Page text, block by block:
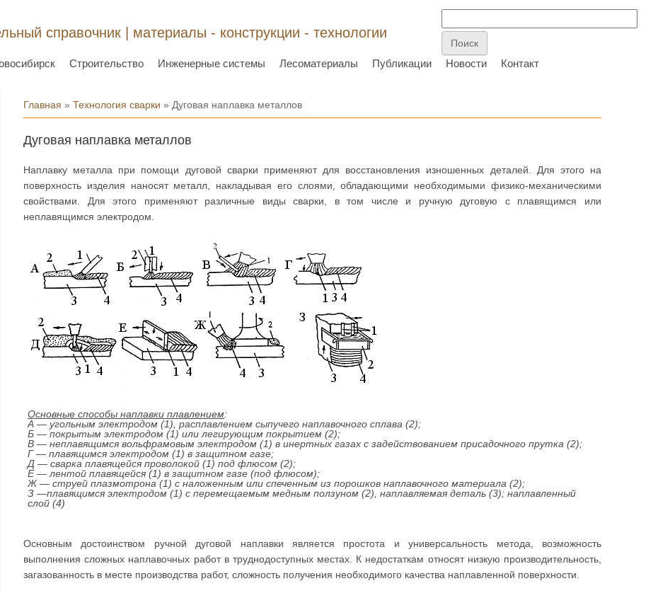
справочник | материалы - конструкции - технологии
Строительство Инженерные системы Лесоматериалы Публикации Новости Контакт
Вы здесь
Главная »Технология сварки » Дуговая наплавка металлов
Дуговая наплавка металлов
Наплавку металла при помощи дуговой сварки применяют для восстановления изношенных деталей. Для этого на
поверхность изделия наносят металл, накладывая его слоями, обладающими необходимыми физико-механическими
свойствами. Для этого применяют различные виды сварки, в том числе и ручную дуговую с плавящимся или
неплавящимся электродом.
Основные способы наплавки плавлением:
А — угольным электродом (1), расплавлением сыпучего наплавочного сплава (2);
Б — покрытым электродом (1) или легирующим покрытием (2);
В — неплавящимся вольфрамовым электродом (1) в инертных газах с задействованием присадочного прутка (2);
Г — плавящимся электродом (1) в защитном газе;
Д — сварка плавящейся проволокой (1) под флюсом (2);
Е — лентой плавящейся (1) в защитном газе (под флюсом);
Ж — струей плазмотрона (1) с наложенным или спеченным из порошков наплавочного материала (2);
З —плавящимся электродом (1) с перемещаемым медным ползуном (2), наплавляемая деталь (3); наплавленный
слой (4)
Основным достоинством ручной дуговой наплавки является простота и универсальность метода, возможность
выполнения сложных наплавочных работ в труднодоступных местах. К недостаткам относят низкую производительность,
загазованность в месте производства работ, сложность получения необходимого качества наплавленной поверхности.